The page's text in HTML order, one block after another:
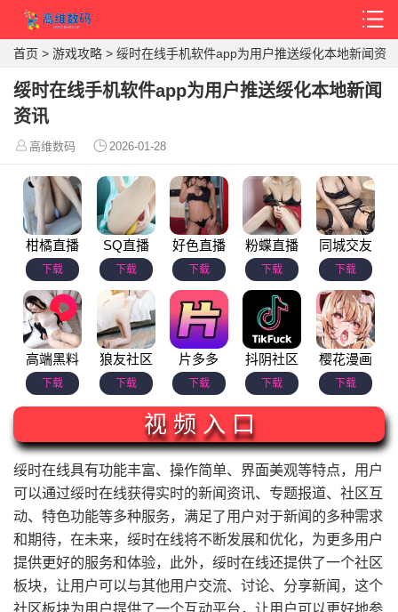
首页 > 游戏攻略 > 绥时在线手机软件app为用户推送绥化本地新闻资
绥时在线手机软件app为用户推送绥化本地新闻
资讯
高维数码 2026-01-28
柑橘直播
下载
SQ直播
下载
好色直播
下载
粉蝶直播
下载
同城交友
下载
高端黑料
下载
狼友社区
下载
片多多
下载
抖阴社区
下载
樱花漫画
下载
视 频 入 口
绥时在线具有功能丰富、操作简单、界面美观等特点，用户
可以通过绥时在线获得实时的新闻资讯、专题报道、社区互
动、特色功能等多种服务，满足了用户对于新闻的多种需求
和期待，在未来，绥时在线将不断发展和优化，为更多用户
提供更好的服务和体验，此外，绥时在线还提供了一个社区
板块，让用户可以与其他用户交流、讨论、分享新闻，这个
社区板块为用户提供了一个互动平台，让用户可以更好地参